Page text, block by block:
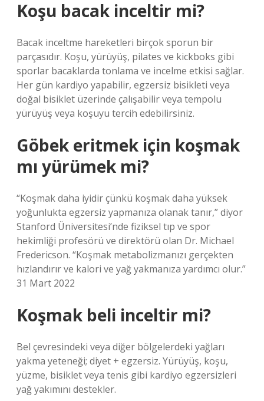
Koşu bacak inceltir mi?
Bacak inceltme hareketleri birçok sporun bir
parçasıdır. Koşu, yürüyüş, pilates ve kickboks gibi
sporlar bacaklarda tonlama ve incelme etkisi sağlar.
Her gün kardiyo yapabilir, egzersiz bisikleti veya
doğal bisiklet üzerinde çalışabilir veya tempolu
yürüyüş veya koşuyu tercih edebilirsiniz.
Göbek eritmek için koşmak
mı yürümek mi?
“Koşmak daha iyidir çünkü koşmak daha yüksek
yoğunlukta egzersiz yapmanıza olanak tanır,” diyor
Stanford Üniversitesi’nde fiziksel tıp ve spor
hekimliği profesörü ve direktörü olan Dr. Michael
Fredericson. “Koşmak metabolizmanızı gerçekten
hızlandırır ve kalori ve yağ yakmanıza yardımcı olur.”
31 Mart 2022
Koşmak beli inceltir mi?
Bel çevresindeki veya diğer bölgelerdeki yağları
yakma yeteneği; diyet + egzersiz. Yürüyüş, koşu,
yüzme, bisiklet veya tenis gibi kardiyo egzersizleri
yağ yakımını destekler.